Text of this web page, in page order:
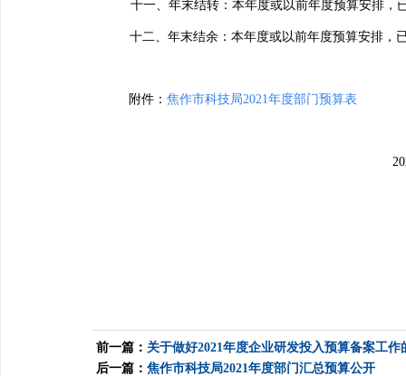
十一、年末结转：本年度或以前年度预算安排，
十二、年末结余：本年度或以前年度预算安排，
附件：焦作市科技局2021年度部门预算表
前一篇： 关于做好2021年度企业研发投入预算备案工作
后一篇： 焦作市科技局2021年度部门汇总预算公开